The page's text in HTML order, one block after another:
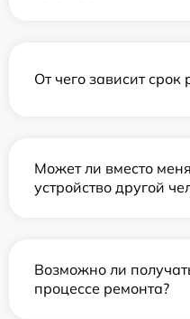
От чего зависит срок
Может ли вместо
устройство другой
Возможно ли
процессе ремонта?